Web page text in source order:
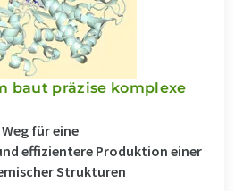
baut präzise komplexe
für eine
effizientere Produktion einer
Strukturen